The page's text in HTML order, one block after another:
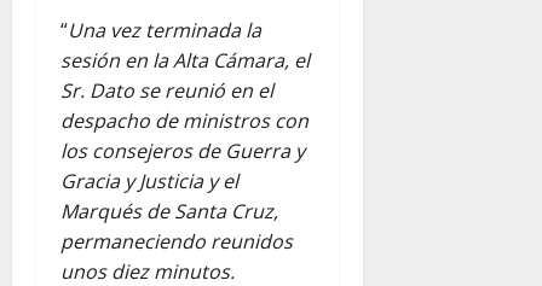
“Una vez terminada la
sesión en la Alta Cámara, el
Sr. Dato se reunió en el
despacho de ministros con
los consejeros de Guerra y
Gracia y Justicia y el
Marqués de Santa Cruz,
permaneciendo reunidos
unos diez minutos.